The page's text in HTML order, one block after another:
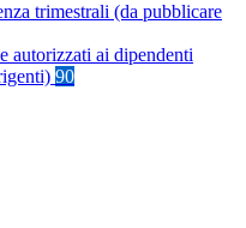
trimestrali (da pubblicare
autorizzati ai dipendenti
90